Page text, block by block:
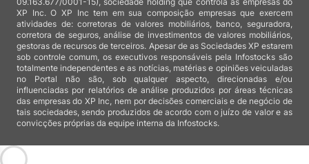
XP Inc. O XP Inc tem em sua composição empresas que exercem
atividades de: corretoras de valores mobiliários, banco, seguradora,
corretora de seguros, análise de investimentos de valores mobiliários,
gestoras de recursos de terceiros. Apesar de as Sociedades XP estarem
sob controle comum, os executivos responsáveis pela Infostocks são
totalmente independentes e as notícias, matérias e opiniões veiculadas
no Portal não são, sob qualquer aspecto, direcionadas e/ou
influenciadas por relatórios de análise produzidos por áreas técnicas
das empresas do XP Inc, nem por decisões comerciais e de negócio de
tais sociedades, sendo produzidos de acordo com o juízo de valor e as
convicções próprias da equipe interna da Infostocks.